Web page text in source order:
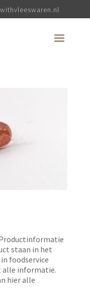
staan in het
foodservice
alle informatie.
hier alle